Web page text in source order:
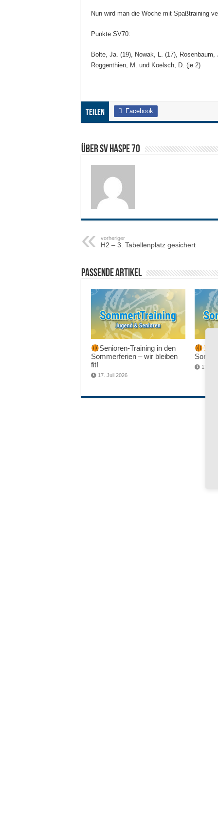
Nun wird man die Woche mit Spaßtraining
Punkte SV70:
Bolte, Ja. (19), Nowak, L. (17),
Roggenthien, M. und Koelsch, D. (je 2)
Teilen Facebook
Über SV HASPE 70
vorheriger
H2 – 3. Tabellenplatz gesichert
Passende Artikel
Senioren-Training in den
Sommerferien – wir bleiben
fit!
17. Juli 2026
17.